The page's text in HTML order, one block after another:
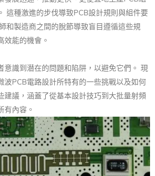
這種激進的步伐導致PCB設計規則與組件要
和製造商之間的脫節導致盲目遵循這些規
效能的機會。
意識到潜在的問題和陷阱，以避免它們。 現
波PCB電路設計所特有的一些挑戰以及如何
建議，涵蓋了從基本設計技巧到大批量射頻
有內容。